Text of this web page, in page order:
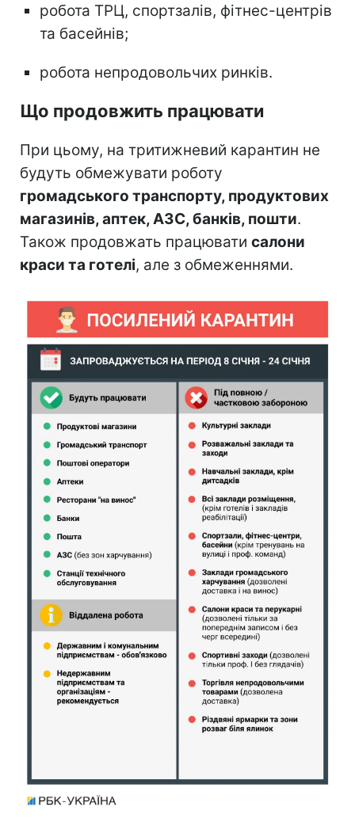
робота ТРЦ, спортзалів, фітнес-центрів
та басейнів;
робота непродовольчих ринків.
Що продовжить працювати
При цьому, на тритижневий карантин не
будуть обмежувати роботу
громадського транспорту, продуктових
магазинів, аптек, АЗС, банків, пошти.
Також продовжать працювати салони
краси та готелі, але з обмеженнями.